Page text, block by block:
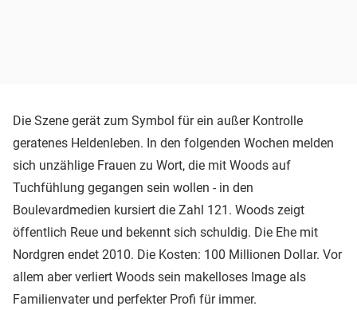
Die Szene gerät zum Symbol für ein außer Kontrolle
geratenes Heldenleben. In den folgenden Wochen melden
sich unzählige Frauen zu Wort, die mit Woods auf
Tuchfühlung gegangen sein wollen - in den
Boulevardmedien kursiert die Zahl 121. Woods zeigt
öffentlich Reue und bekennt sich schuldig. Die Ehe mit
Nordgren endet 2010. Die Kosten: 100 Millionen Dollar. Vor
allem aber verliert Woods sein makelloses Image als
Familienvater und perfekter Profi für immer.